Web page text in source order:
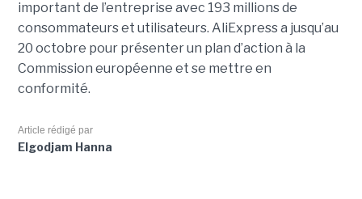
important de l’entreprise avec 193 millions de
consommateurs et utilisateurs. AliExpress a jusqu’au
20 octobre pour présenter un plan d’action à la
Commission européenne et se mettre en
conformité.
Article rédigé par
Elgodjam Hanna